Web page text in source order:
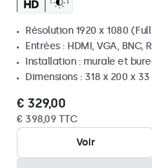
Résolution 1920 x 1080
Entrées : HDMI, VGA, BNC,
Installation : murale et
Dimensions : 318 x 200 x
€ 329,00
€ 398,09 TTC
Voir